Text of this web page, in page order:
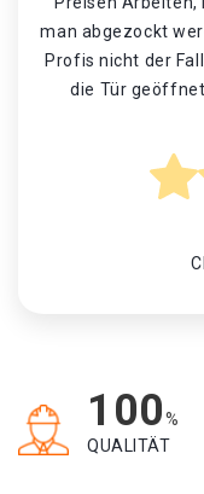
man abgezockt
Profis nicht der
die Tür
100%
QUALITÄT